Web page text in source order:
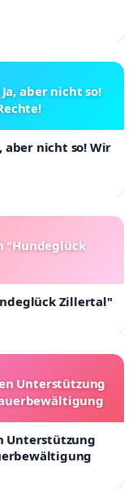
aber nicht so!
aber nicht so! Wir
"Hundeglück
Zillertal"
Unterstützung
Unterstützung